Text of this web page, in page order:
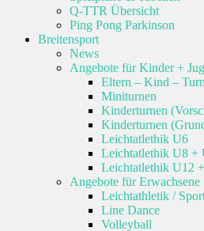
Q-TTR Übersicht
Ping Pong Parkinson
Breitensport
News
Angebote für Kinder +
Eltern – Kind –
Miniturnen
Kinderturnen
Kinderturnen
Leichtatlethik U6
Leichtatlethik U8 +
Leichtatlethik U12
Angebote für Erwachsene
Leichtathletik /
Line Dance
Volleyball